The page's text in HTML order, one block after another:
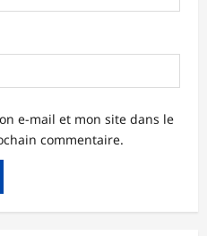
e-mail et mon site dans le
commentaire.